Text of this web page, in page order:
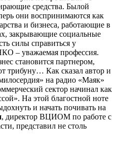
средства. Былой
они воспринимаются как
и бизнеса, работающие в
закрывающие социальные
силы справиться у
– уважаемая профессия.
становится партнером,
трибуну… Как сказал автор и
на радио «Маяк»
сектор начинал как
На этой благостной ноте
и начать почивать на
, директор ВЦИОМ по работе с
представил не столь